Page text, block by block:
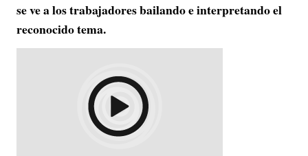
se ve a los trabajadores bailando e interpretando el
reconocido tema.